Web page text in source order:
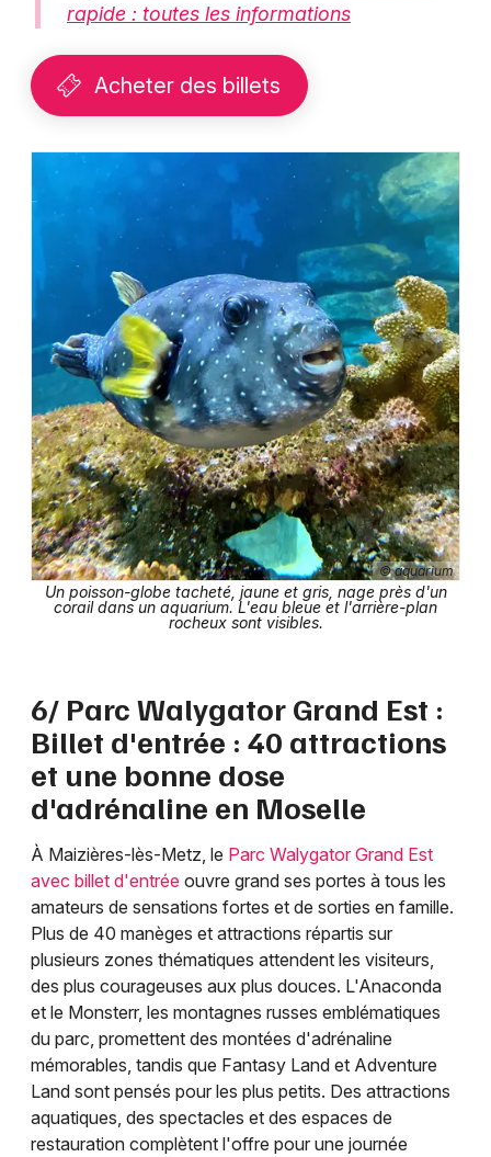
rapide : toutes les informations
Acheter des billets
© aquarium
Un poisson-globe tacheté, jaune et gris, nage près d'un
corail dans un aquarium. L'eau bleue et l'arrière-plan
rocheux sont visibles.
6/ Parc Walygator Grand Est :
Billet d'entrée : 40 attractions
et une bonne dose
d'adrénaline en Moselle
À Maizières-lès-Metz, le Parc Walygator Grand Est
avec billet d'entrée ouvre grand ses portes à tous les
amateurs de sensations fortes et de sorties en famille.
Plus de 40 manèges et attractions répartis sur
plusieurs zones thématiques attendent les visiteurs,
des plus courageuses aux plus douces. L'Anaconda
et le Monsterr, les montagnes russes emblématiques
du parc, promettent des montées d'adrénaline
mémorables, tandis que Fantasy Land et Adventure
Land sont pensés pour les plus petits. Des attractions
aquatiques, des spectacles et des espaces de
restauration complètent l'offre pour une journée